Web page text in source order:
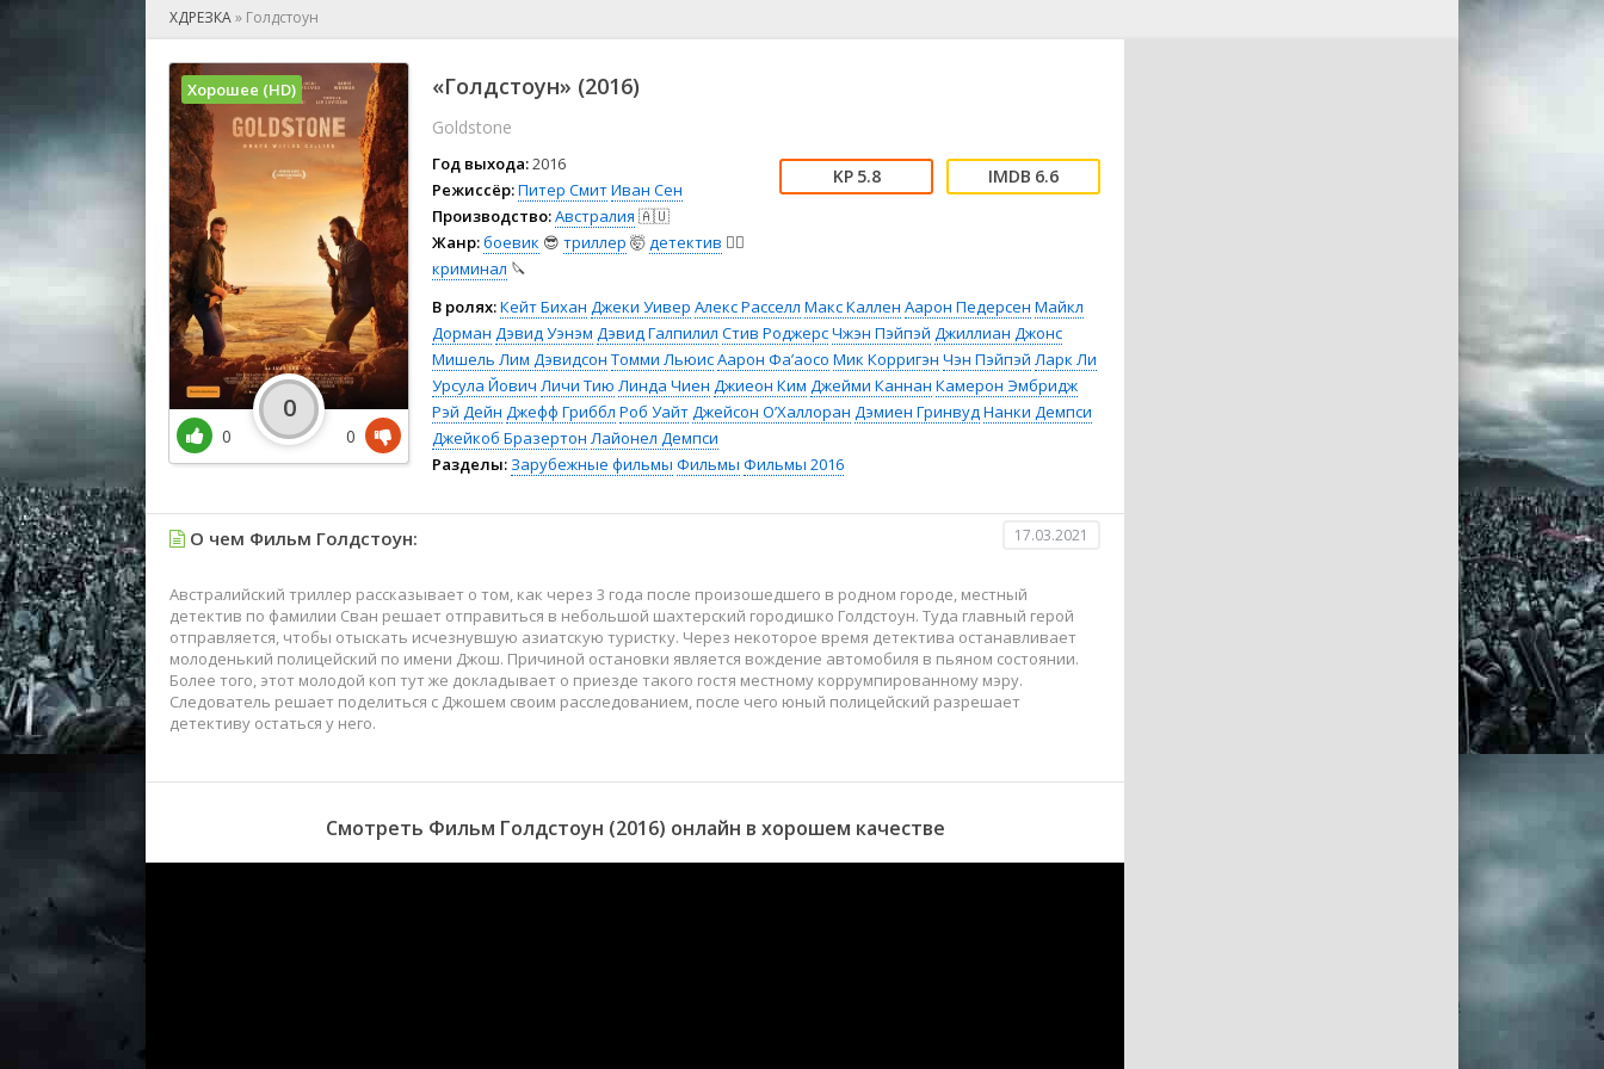
🕺 Мюзикл
👨‍💻 Реальное тв
🎤 Ток-шоу
😱 Ужасы
🧙‍♀️ Фантастика
🤠 Фильм-нуар
🧝‍♂️ Фэнтези
🏅 Церемония
ХДРЕЗКА» Голдстоун
«Голдстоун» (2016)
Goldstone
Год выхода:2016
Режиссёр:Питер СмитИван Сен
Производство:Австралия 🇦🇺
Жанр:боевик 😎 триллер 🤯детектив 🕵️‍♂️
криминал 🔪
5.8 6.6
В ролях:Кейт Бихан Джеки Уивер Алекс Расселл Макс Каллен Аарон Педерсен Майкл
Дорман Дэвид Уэнэм Дэвид Галпилил Стив РоджерсЧжэн Пэйпэй Джиллиан Джонс
Мишель Лим Дэвидсон Томми ЛьюисАарон Фа’аосо Мик Корригэн Чэн Пэйпэй Ларк Ли
Урсула Йович Личи Тию Линда Чиен Джиеон Ким Джейми Каннан Камерон Эмбридж
Рэй Дейн Джефф Гриббл Роб УайтДжейсон О’Халлоран Дэмиен ГринвудНанки Демпси
Джейкоб Бразертон Лайонел Демпси
Разделы: Зарубежные фильмы Фильмы Фильмы 2016
Хорошее (HD)
0
0
0
О чем Фильм Голдстоун: 17.03.2021
Австралийский триллер рассказывает о том, как через 3 года после произошедшего в родном городе, местный
детектив по фамилии Сван решает отправиться в небольшой шахтерский городишко Голдстоун. Туда главный герой
отправляется, чтобы отыскать исчезнувшую азиатскую туристку. Через некоторое время детектива останавливает
молоденький полицейский по имени Джош. Причиной остановки является вождение автомобиля в пьяном состоянии.
Более того, этот молодой коп тут же докладывает о приезде такого гостя местному коррумпированному мэру.
Следователь решает поделиться с Джошем своим расследованием, после чего юный полицейский разрешает
детективу остаться у него.
Смотреть Фильм Голдстоун (2016) онлайн в хорошем качестве